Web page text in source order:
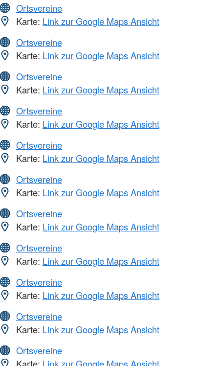
Ortsvereine
Karte: Link zur Google Maps Ansicht
Ortsvereine
Karte: Link zur Google Maps Ansicht
Ortsvereine
Karte: Link zur Google Maps Ansicht
Ortsvereine
Karte: Link zur Google Maps Ansicht
Ortsvereine
Karte: Link zur Google Maps Ansicht
Ortsvereine
Karte: Link zur Google Maps Ansicht
Ortsvereine
Karte: Link zur Google Maps Ansicht
Ortsvereine
Karte: Link zur Google Maps Ansicht
Ortsvereine
Karte: Link zur Google Maps Ansicht
Ortsvereine
Karte: Link zur Google Maps Ansicht
Ortsvereine